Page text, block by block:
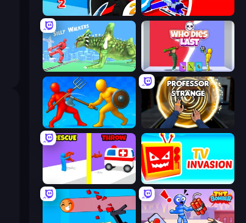
Ninja Hands 2 Robo Runner
Silly Walkers Who Dies Last?
Epic Sword Battle! Fight in Arena Professor Strange
Rescue Throw TV Invasion